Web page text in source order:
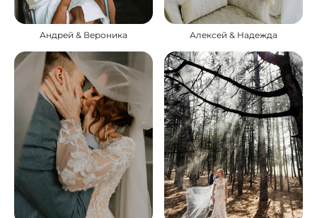
Андрей & Вероника Алексей & Надежда